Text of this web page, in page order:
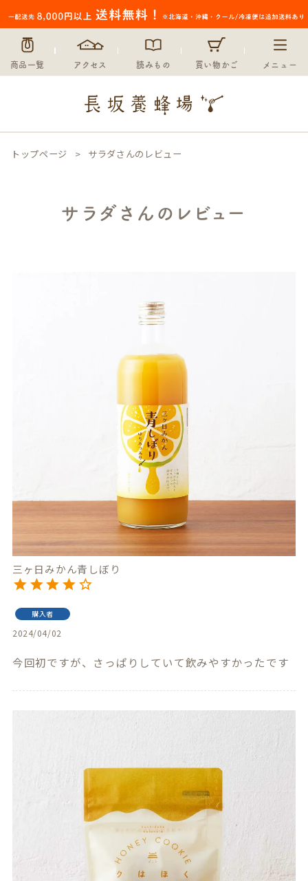
商品一覧 アクセス 読みもの 買い物かご メニュー
トップページ サラダさんのレビュー
サラダさんのレビュー
三ヶ日みかん青しぼり
購入者
2024/04/02
今回初ですが、さっぱりしていて飲みやすかったです